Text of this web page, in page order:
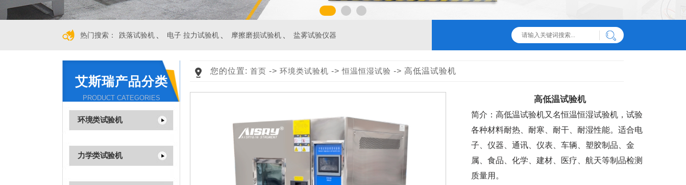
热门搜索： 跌落试验机 电子 拉力试验机 摩擦磨损试验机 盐雾试验仪器
艾斯瑞产品分类
PRODUCT CATEGORIES
环境类试验机
力学类试验机
您的位置: 首页 -> 环境类试验机 ->恒温恒湿试验 -> 高低温试验机
高低温试验机
简介：高低温试验机又名恒温恒湿试验机，试验
各种材料耐热、耐寒、耐干、耐湿性能。适合电
子、仪器、通讯、仪表、车辆、塑胶制品、金
属、食品、化学、建材、医疗、航天等制品检测
质量用。